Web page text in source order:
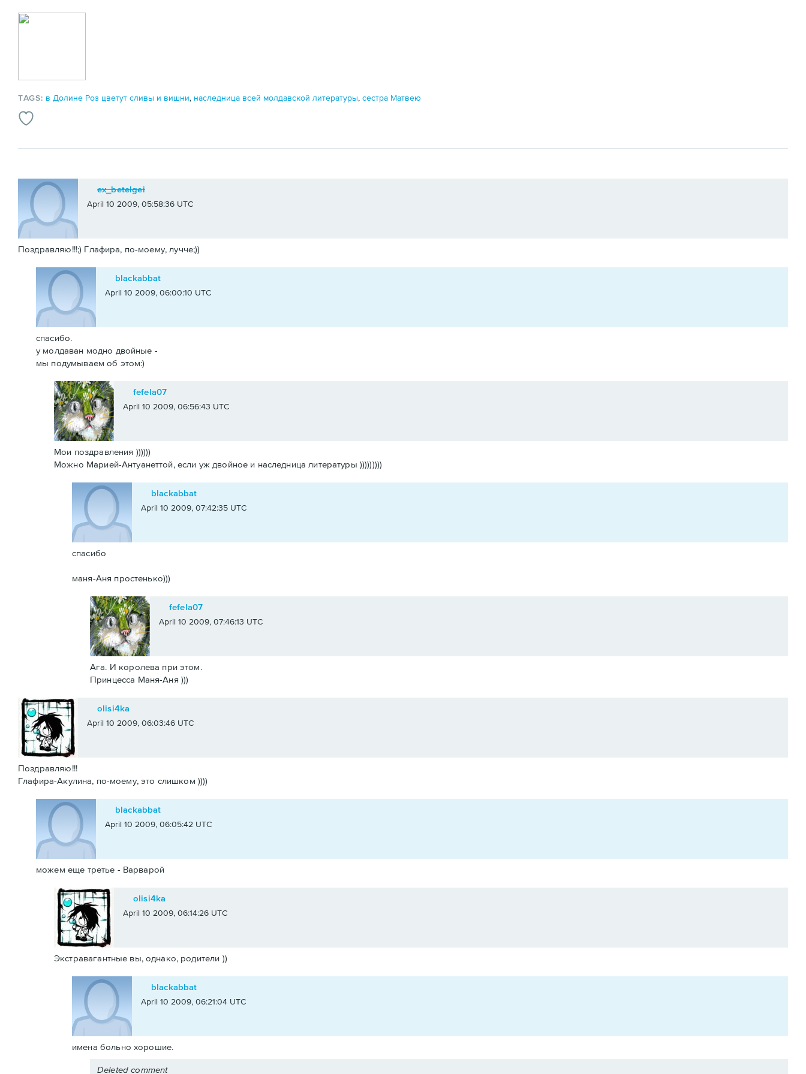
TAGS: в Долине Роз цветут сливы и вишни, наследница всей молдавской литературы,сестра Матвею
ex_betelgei
April 10 2009, 05:58:36 UTC
Поздравляю!!!;) Глафира, по-моему, лучче;))
blackabbat
April 10 2009, 06:00:10 UTC
спасибо.
у молдаван модно двойные -
мы подумываем об этом:)
fefela07
April 10 2009, 06:56:43 UTC
Мои поздравления ))))))
Можно Марией-Антуанеттой, если уж двойное и наследница литературы )))))))))
blackabbat
April 10 2009, 07:42:35 UTC
спасибо
маня-Аня простенько)))
fefela07
April 10 2009, 07:46:13 UTC
Ага. И королева при этом.
Принцесса Маня-Аня )))
olisi4ka
April 10 2009, 06:03:46 UTC
Поздравляю!!!
Глафира-Акулина, по-моему, это слишком ))))
blackabbat
April 10 2009, 06:05:42 UTC
можем еще третье - Варварой
olisi4ka
April 10 2009, 06:14:26 UTC
Экстравагантные вы, однако, родители ))
blackabbat
April 10 2009, 06:21:04 UTC
имена больно хорошие.
Deleted comment